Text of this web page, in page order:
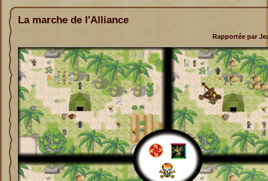
La marche de l'Alliance
Rapportée par